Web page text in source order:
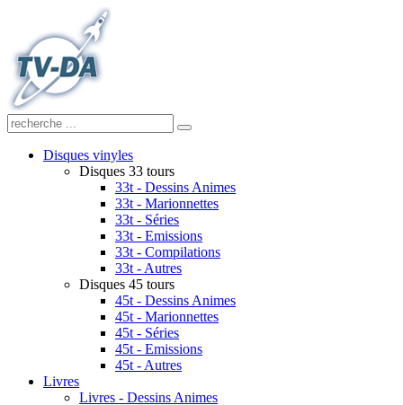
Disques vinyles
Disques 33 tours
33t - Dessins Animes
33t - Marionnettes
33t - Séries
33t - Emissions
33t - Compilations
33t - Autres
Disques 45 tours
45t - Dessins Animes
45t - Marionnettes
45t - Séries
45t - Emissions
45t - Autres
Livres
Livres - Dessins Animes